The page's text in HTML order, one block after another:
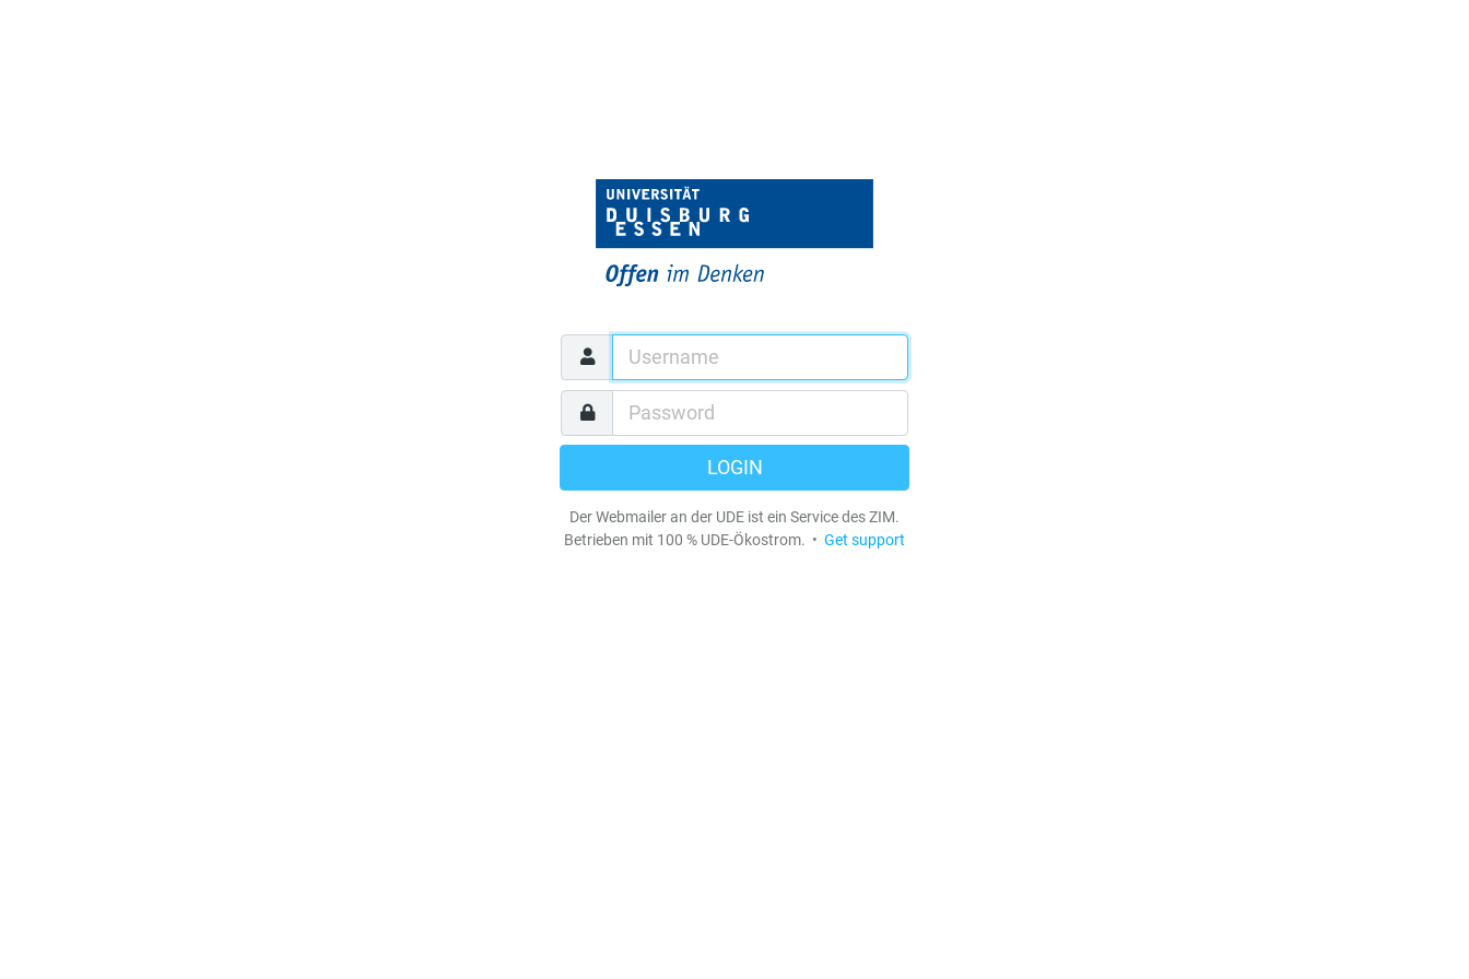
LOGIN
Der Webmailer an der UDE ist ein Service des ZIM.
Betrieben mit 100 % UDE-Ökostrom. • Get support